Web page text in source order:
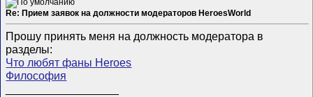
Re: Прием заявок на должности модераторов HeroesWorld
Прошу принять меня на должность модератора в
разделы:
Что любят фаны Heroes
Философия